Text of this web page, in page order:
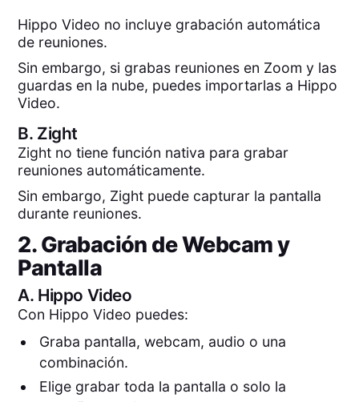
Hippo Video no incluye grabación automática
de reuniones.
Sin embargo, si grabas reuniones en Zoom y las
guardas en la nube, puedes importarlas a Hippo
Video.
B. Zight
Zight no tiene función nativa para grabar
reuniones automáticamente.
Sin embargo, Zight puede capturar la pantalla
durante reuniones.
2. Grabación de Webcam y
Pantalla
A. Hippo Video
Con Hippo Video puedes:
Graba pantalla, webcam, audio o una
combinación.
Elige grabar toda la pantalla o solo la